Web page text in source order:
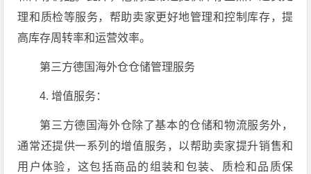
理和质检等服务，帮助卖家更好地管理和控制库存，提
高库存周转率和运营效率。
第三方德国海外仓仓储管理服务
4. 增值服务：
第三方德国海外仓除了基本的仓储和物流服务外，
通常还提供一系列的增值服务，以帮助卖家提升销售和
用户体验，这包括商品的组装和包装、质检和品质保